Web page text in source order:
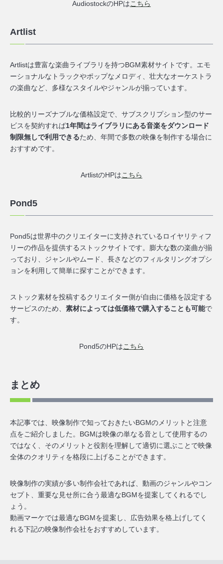
AudiostockのHPはこちら
Artlist
Artlistは豊富な楽曲ライブラリを持つBGM素材サイトです。エモ
ーショナルなトラックやポップなメロディ、壮大なオーケストラ
の楽曲など、多様なスタイルやジャンルが揃っています。
比較的リーズナブルな価格設定で、サブスクリプション型のサー
ビスを契約すれば1年間はライブラリにある音楽をダウンロード
制限無しで利用できるため、年間で多数の映像を制作する場合に
おすすめです。
ArtlistのHPはこちら
Pond5
Pond5は世界中のクリエイターに支持されているロイヤリティフ
リーの作品を提供するストックサイトです。膨大な数の楽曲が揃
っており、ジャンルやムード、長さなどのフィルタリングオプシ
ョンを利用して簡単に探すことができます。
ストック素材を投稿するクリエイター側が自由に価格を設定する
サービスのため、 素材によっては低価格で購入することも可能で
す。
Pond5のHPはこちら
まとめ
本記事では、映像制作で知っておきたいBGMのメリットと注意
点をご紹介しました。BGMは映像の単なる音として使用するの
ではなく、そのメリットと役割を理解して適切に選ぶことで映像
全体のクオリティを格段に上げることができます。
映像制作の実績が多い制作会社であれば、動画のジャンルやコン
セプト、重要な見せ所に合う最適なBGMを提案してくれるでし
ょう。
動画マーケでは最適なBGMを提案し、広告効果を格上げしてく
れる下記の映像制作会社をおすすめしています。